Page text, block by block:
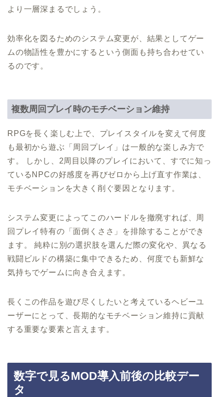
より一層深まるでしょう。
効率化を図るためのシステム変更が、結果としてゲー
ムの物語性を豊かにするという側面も持ち合わせてい
るのです。
複数周回プレイ時のモチベーション維持
RPGを長く楽しむ上で、プレイスタイルを変えて何度
も最初から遊ぶ「周回プレイ」は一般的な楽しみ方で
す。 しかし、2周目以降のプレイにおいて、すでに知っ
ているNPCの好感度を再びゼロから上げ直す作業は、
モチベーションを大きく削ぐ要因となります。
システム変更によってこのハードルを撤廃すれば、周
回プレイ特有の「面倒くささ」を排除することができ
ます。 純粋に別の選択肢を選んだ際の変化や、異なる
戦闘ビルドの構築に集中できるため、何度でも新鮮な
気持ちでゲームに向き合えます。
長くこの作品を遊び尽くしたいと考えているヘビーユ
ーザーにとって、長期的なモチベーション維持に貢献
する重要な要素と言えます。
数字で見るMOD導入前後の比較デー
タ